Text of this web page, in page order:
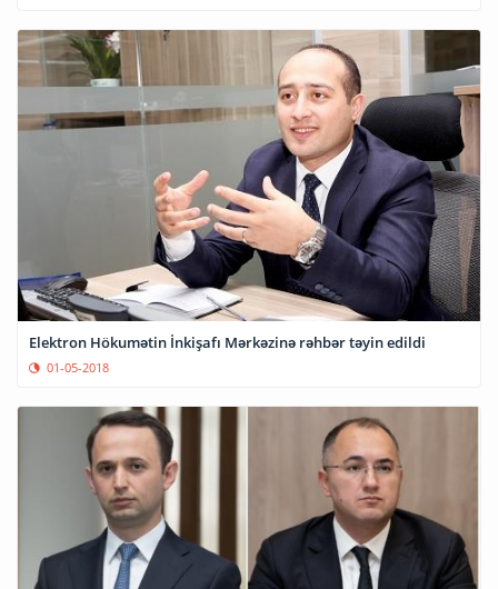
Elektron Hökumətin İnkişafı Mərkəzinə rəhbər təyin edildi
01-05-2018